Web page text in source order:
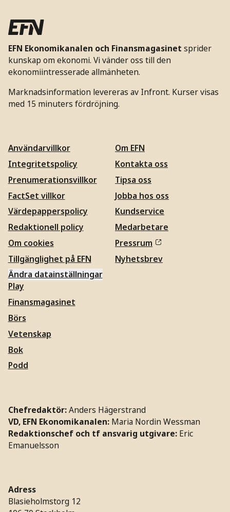
EFN Ekonomikanalen och Finansmagasinet sprider
kunskap om ekonomi. Vi vänder oss till den
ekonomiintresserade allmänheten.
Marknadsinformation levereras av Infront. Kurser visas
med 15 minuters fördröjning.
Användarvillkor
Integritetspolicy
Prenumerationsvillkor
FactSet villkor
Värdepapperspolicy
Redaktionell policy
Om cookies
Tillgänglighet på EFN
Ändra datainställningar
Om EFN
Kontakta oss
Tipsa oss
Jobba hos oss
Kundservice
Medarbetare
Pressrum
Nyhetsbrev
Play
Finansmagasinet
Börs
Vetenskap
Bok
Podd
Chefredaktör:Anders Hägerstrand
VD, EFN Ekonomikanalen: Maria Nordin Wessman
Redaktionschef och tf ansvarig utgivare: Eric
Emanuelsson
Adress
Blasieholmstorg 12